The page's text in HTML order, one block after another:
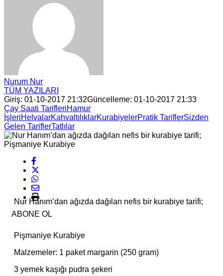
Nurum Nur
TÜM YAZILARI
Giriş: 01-10-2017 21:32Güncelleme: 01-10-2017 21:33
Çay Saati TarifleriHamur
İşleriHelvalarKahvaltılıklarKurabiyelerPratik TariflerSizden
Gelen TariflerTatlılar
ABONE OL
Nur Hanım’dan ağızda dağılan nefis bir kurabiye tarifi;
Pişmaniye Kurabiye
Malzemeler: 1 paket margarin (250 gram)
3 yemek kaşığı pudra şekeri